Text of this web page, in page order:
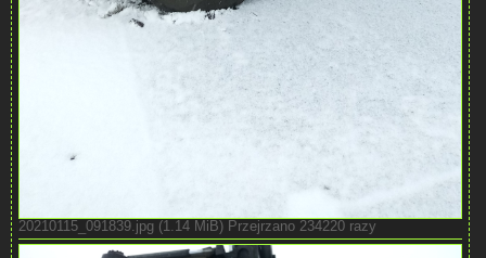
20210115_091839.jpg (1.14 MiB) Przejrzano 234220 razy